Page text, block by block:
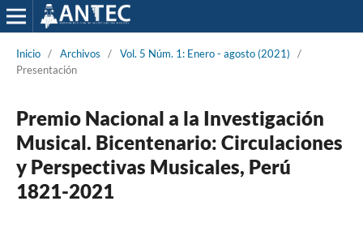
Inicio / Archivos / Vol. 5 Núm. 1: Enero - agosto (2021)
/
Presentación
Premio Nacional a la Investigación
Musical. Bicentenario: Circulaciones
y Perspectivas Musicales, Perú
1821-2021